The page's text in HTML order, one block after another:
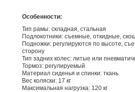
Особенности:
Тип рамы: складная, стальная
Подлокотники: съемные, откидные,
Подножки: регулируются по высоте,
сторону
Тип задних колес: литые или
Тормоз: регулируемый
Материал сиденья и спинки: ткань
Вес коляски: 17 кг
Максимальная нагрузка: 120 кг